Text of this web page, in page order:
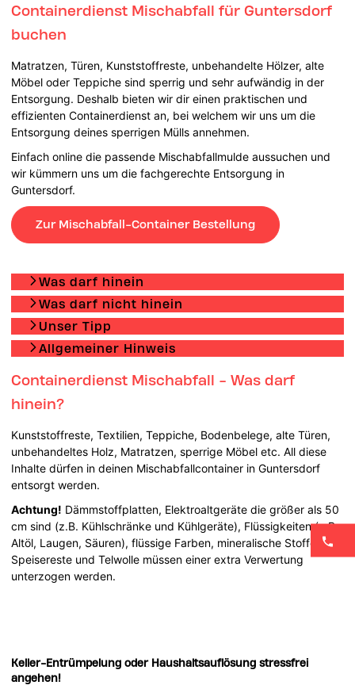
Containerdienst Mischabfall für Guntersdorf
buchen
Matratzen, Türen, Kunststoffreste, unbehandelte Hölzer, alte
Möbel oder Teppiche sind sperrig und sehr aufwändig in der
Entsorgung. Deshalb bieten wir dir einen praktischen und
effizienten Containerdienst an, bei welchem wir uns um die
Entsorgung deines sperrigen Mülls annehmen.
Einfach online die passende Mischabfallmulde aussuchen und
wir kümmern uns um die fachgerechte Entsorgung in
Guntersdorf.
Zur Mischabfall-Container Bestellung
Was darf hinein
Was darf nicht hinein
Unser Tipp
Allgemeiner Hinweis
Containerdienst Mischabfall - Was darf
hinein?
Kunststoffreste, Textilien, Teppiche, Bodenbelege, alte Türen,
unbehandeltes Holz, Matratzen, sperrige Möbel etc. All diese
Inhalte dürfen in deinen Mischabfallcontainer in Guntersdorf
entsorgt werden.
Achtung! Dämmstoffplatten, Elektroaltgeräte die größer als 50
cm sind (z.B. Kühlschränke und Kühlgeräte), Flüssigkeiten (z.B.
Altöl, Laugen, Säuren), flüssige Farben, mineralische Stoffe,
Speisereste und Telwolle müssen einer extra Verwertung
unterzogen werden.
Keller-Entrümpelung oder Haushaltsauflösung stressfrei
angehen!